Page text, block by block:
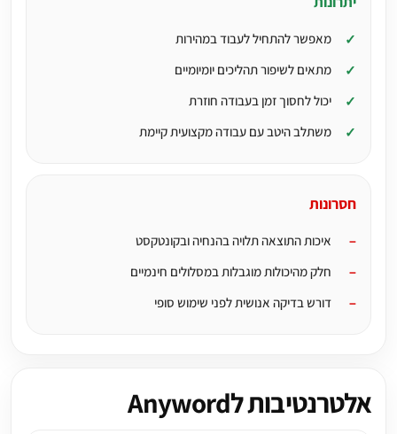
מאפשר להתחיל לעבוד במהירות
מתאים לשיפור תהליכים יומיומיים
יכול לחסוך זמן בעבודה חוזרת
משתלב היטב עם עבודה מקצועית קיימת
חסרונות
איכות התוצאה תלויה בהנחיה ובקונטקסט
חלק מהיכולות מוגבלות במסלולים חינמיים
דורש בדיקה אנושית לפני שימוש סופי
אלטרנטיבות לAnyword